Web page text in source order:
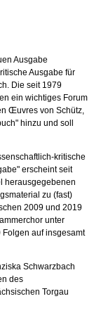
Ausgabe
Ausgabe für
Die seit 1979
ein wichtiges Forum
Œuvres von Schütz,
hinzu und soll
kritische
erscheint seit
herausgegebenen
zu (fast)
2009 und 2019
unter
auf insgesamt
Schwarzbach
des
Torgau